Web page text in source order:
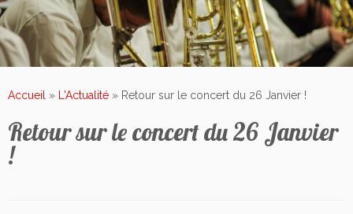
Accueil » L'Actualité » Retour sur le concert du 26 Janvier !
Retour sur le concert du 26 Janvier
!